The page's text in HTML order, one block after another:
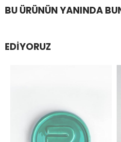
BU ÜRÜNÜN YANINDA
EDIYORUZ